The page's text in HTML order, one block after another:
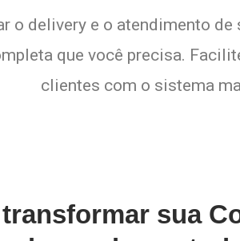
o delivery e o atendimento
que você precisa.
clientes com o sistema
sua